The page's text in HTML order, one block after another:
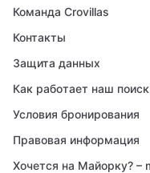
Команда Crovillas
Контакты
Защита данных
Как работает наш поиск
Условия бронирования
Правовая информация
Хочется на Майорку? –